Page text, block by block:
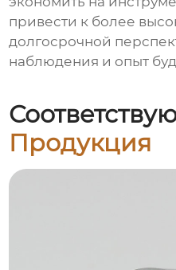
привести к более
долгосрочной
наблюдения и опыт
Продукция